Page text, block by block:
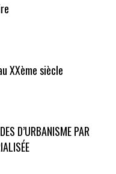
XXème siècle
D’URBANISME PAR